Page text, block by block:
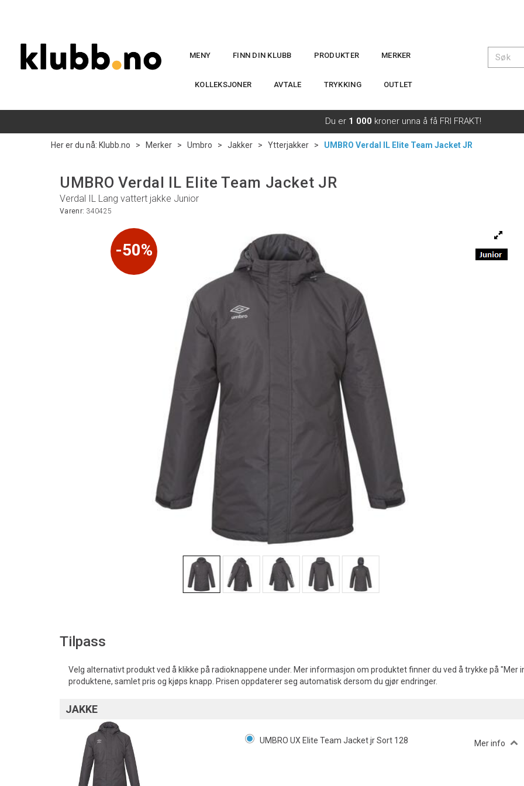
MENY FINN DIN KLUBB PRODUKTER MERKER
KOLLEKSJONER AVTALE TRYKKING OUTLET
Du er 1 000 kroner unna å få FRI FRAKT!
Her er du nå: Klubb.no > Merker > Umbro > Jakker > Ytterjakker > UMBRO Verdal IL Elite Team Jacket JR
UMBRO Verdal IL Elite Team Jacket JR
Verdal IL Lang vattert jakke Junior
Varenr: 340425
50%
Tilpass
Velg alternativt produkt ved å klikke på radioknappene under. Mer informasjon om produktet finner du ved å trykke på "Mer
produktene, samlet pris og kjøps knapp. Prisen oppdaterer seg automatisk dersom du gjør endringer.
JAKKE
UMBRO UX Elite Team Jacket jr Sort 128 Mer info